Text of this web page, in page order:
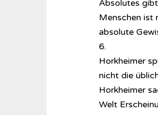
Absolutes
Menschen ist
absolute
6.
Horkheimer
nicht die
Horkheimer
Welt